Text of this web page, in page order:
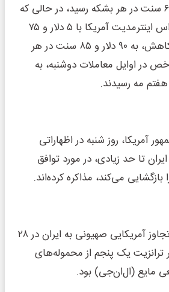
کاهش، به ۹۷ دلار و ۶۹ سنت در هر بشکه رسید، در حالی که
قیمت نفت وست تگزاس اینترمدیت آمریکا با ۵ دلار و ۷۵
سنت معادل ۶ درصد کاهش، به ۹۰ دلار و ۸۵ سنت در هر
در اوایل معاملات دوشنبه، به
مه رسیدند.
آمریکا، روز شنبه در اظهاراتی
تا حد زیادی، در مورد توافق
می‌کند، مذاکره کرده‌اند.
تنگه هرمز قبل از آغاز تجاوز آمریکایی صهیونی به ایران در ۲۸
مسیر ترانزیت یک پنجم از محموله‌های
مایع (ال‌ان‌جی) بود.